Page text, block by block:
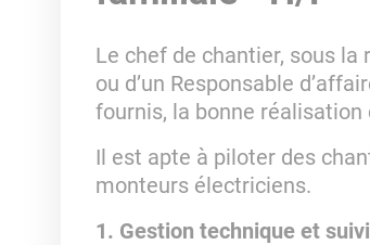
Le chef de chantier, sous la
ou d’un Responsable
fournis, la bonne
Il est apte à piloter des
monteurs électriciens.
1. Gestion technique et